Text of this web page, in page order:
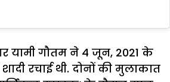
यामी गौतम ने 4 जून, 2021 के
रचाई थी. दोनों की मुलाकात